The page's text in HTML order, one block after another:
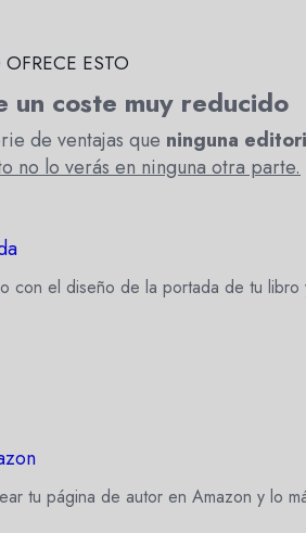
ESTO
un coste muy reducido
de ventajas que ninguna
no lo verás en ninguna otra parte.
con el diseño de la portada de tu libro
tu página de autor en Amazon y lo